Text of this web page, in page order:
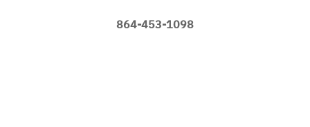
864-453-1098